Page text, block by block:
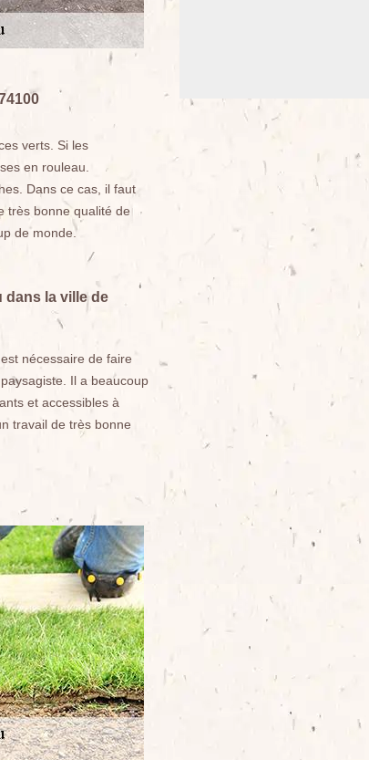
verts. Si les
en rouleau.
Dans ce cas, il faut
très bonne qualité de
de monde.
dans la ville de
nécessaire de faire
Il a beaucoup
et accessibles à
travail de très bonne